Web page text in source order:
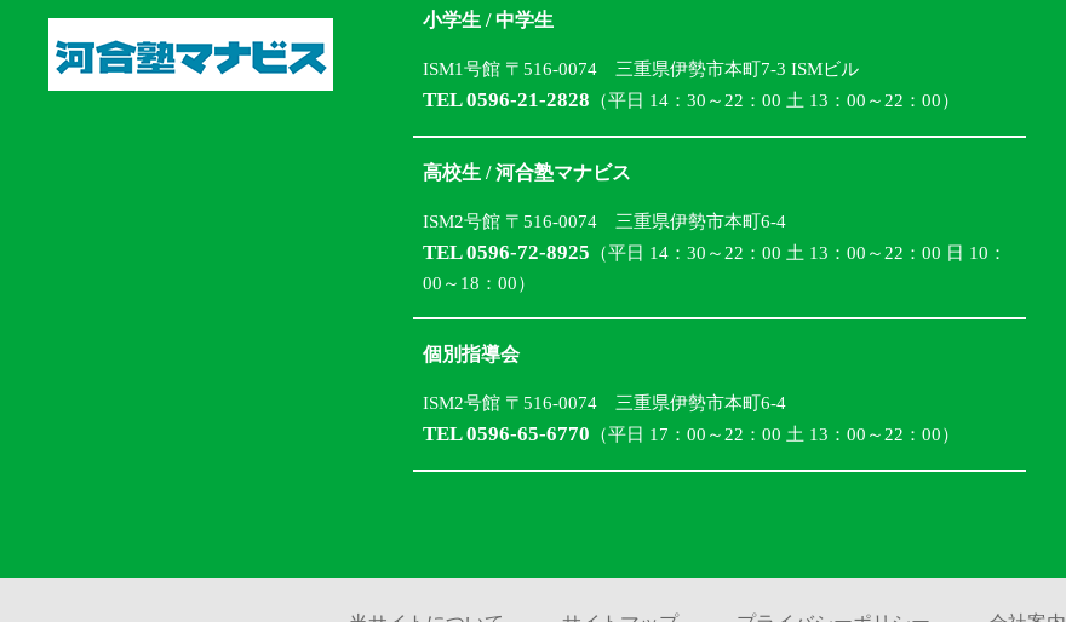
小学生 / 中学生
ISM1号館 〒516-0074 三重県伊勢市本町7-3 ISMビル
TEL 0596-21-2828 （平日 14：30～22：00 土 13：00～22：00）
高校生 / 河合塾マナビス
ISM2号館 〒516-0074 三重県伊勢市本町6-4
TEL 0596-72-8925 （平日 14：30～22：00 土 13：00～22：00 日 10：
00～18：00）
個別指導会
ISM2号館 〒516-0074 三重県伊勢市本町6-4
TEL 0596-65-6770 （平日 17：00～22：00 土 13：00～22：00）